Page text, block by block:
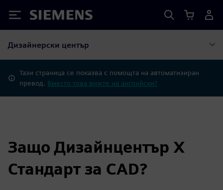
Siemens
Дизайнерски център
Тази страница се показва с помощта на автоматизиран
превод. Вместо това вижте на английски?
Защо Дизайнцентър X
Стандарт за CAD?